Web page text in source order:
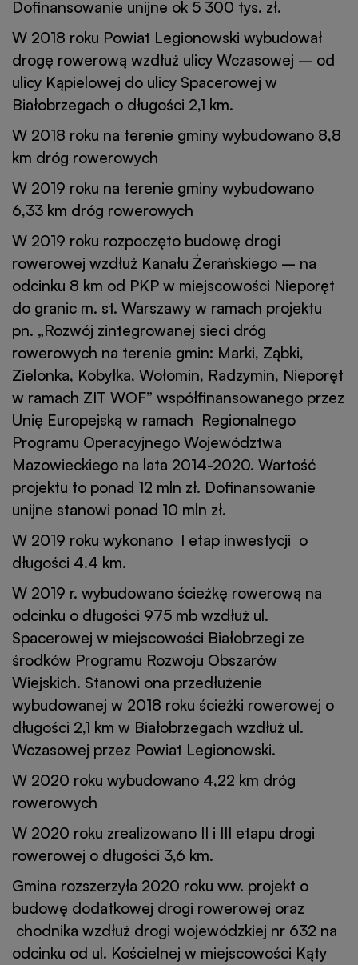
Dofinansowanie unijne ok 5 300 tys. zł.
W 2018 roku Powiat Legionowski wybudował
drogę rowerową wzdłuż ulicy Wczasowej – od
ulicy Kąpielowej do ulicy Spacerowej w
Białobrzegach o długości 2,1 km.
W 2018 roku na terenie gminy wybudowano 8,8
km dróg rowerowych
W 2019 roku na terenie gminy wybudowano
6,33 km dróg rowerowych
W 2019 roku rozpoczęto budowę drogi
rowerowej wzdłuż Kanału Żerańskiego – na
odcinku 8 km od PKP w miejscowości Nieporęt
do granic m. st. Warszawy w ramach projektu
pn. „Rozwój zintegrowanej sieci dróg
rowerowych na terenie gmin: Marki, Ząbki,
Zielonka, Kobyłka, Wołomin, Radzymin, Nieporęt
w ramach ZIT WOF” współfinansowanego przez
Unię Europejską w ramach Regionalnego
Programu Operacyjnego Województwa
Mazowieckiego na lata 2014-2020. Wartość
projektu to ponad 12 mln zł. Dofinansowanie
unijne stanowi ponad 10 mln zł.
W 2019 roku wykonano I etap inwestycji o
długości 4.4 km.
W 2019 r. wybudowano ścieżkę rowerową na
odcinku o długości 975 mb wzdłuż ul.
Spacerowej w miejscowości Białobrzegi ze
środków Programu Rozwoju Obszarów
Wiejskich. Stanowi ona przedłużenie
wybudowanej w 2018 roku ścieżki rowerowej o
długości 2,1 km w Białobrzegach wzdłuż ul.
Wczasowej przez Powiat Legionowski.
W 2020 roku wybudowano 4,22 km dróg
rowerowych
W 2020 roku zrealizowano II i III etapu drogi
rowerowej o długości 3,6 km.
Gmina rozszerzyła 2020 roku ww. projekt o
budowę dodatkowej drogi rowerowej oraz
chodnika wzdłuż drogi wojewódzkiej nr 632 na
odcinku od ul. Kościelnej w miejscowości Kąty